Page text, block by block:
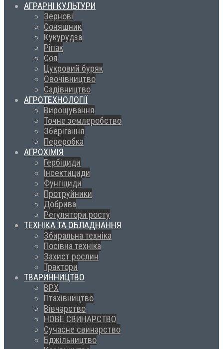
АГРАРНІ КУЛЬТУРИ
Зернові
Соняшник
Кукурудза
Ріпак
Соя
Цукровий буряк
Овочівництво
Садівництво
АГРОТЕХНОЛОГІЇ
Вирощування
Точне землеробство
Зберігання
Переробка
АГРОХІМІЯ
Гербіциди
Інсектициди
Фунгіциди
Протруйники
Добрива
Регулятори росту
ТЕХНІКА ТА ОБЛАДНАННЯ
Збиральна техніка
Посівна техніка
Захист рослин
Трактори
ТВАРИННИЦТВО
ВРХ
Птахівництво
Вівчарство
НОВЕ СВИНАРСТВО
Сучасне свинарство
Бджільництво